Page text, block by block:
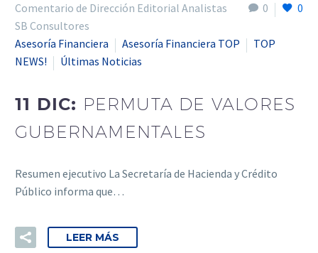
0 0
Comentario de Dirección Editorial Analistas
SB Consultores
Asesoría Financiera
Asesoría Financiera TOP
TOP
NEWS!
Últimas Noticias
11 DIC: PERMUTA DE VALORES
GUBERNAMENTALES
Resumen ejecutivo La Secretaría de Hacienda y Crédito
Público informa que…
LEER MÁS